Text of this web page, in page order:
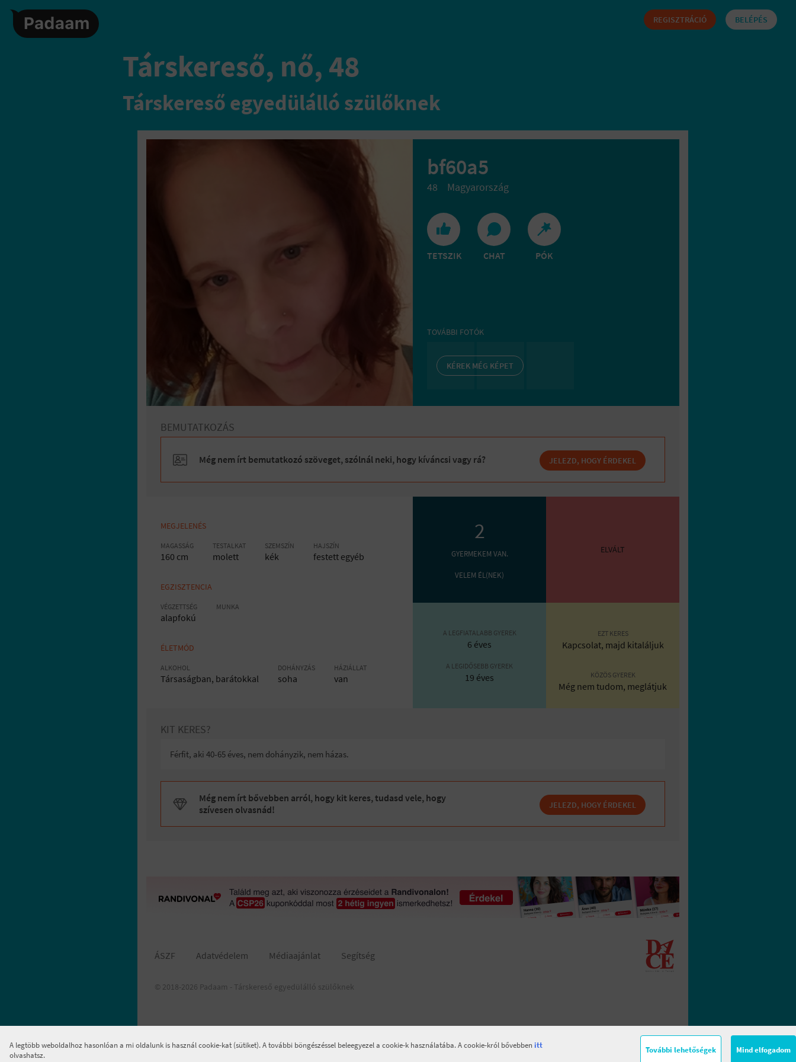
BELÉPÉS
REGISZTRÁCIÓ
Társkereső, nő, 48
Társkereső egyedülálló szülőknek
bf60a5
48 Magyarország
TETSZIK CHAT PÓK
TOVÁBBI FOTÓK
KÉREK MÉG KÉPET
BEMUTATKOZÁS
Még nem írt bemutatkozó szöveget, szólnál neki, hogy kíváncsi vagy rá? JELEZD, HOGY ÉRDEKEL
MEGJELENÉS
MAGASSÁG
160 cm
TESTALKAT
molett
SZEMSZÍN
kék
HAJSZÍN
festett egyéb
EGZISZTENCIA
VÉGZETTSÉG
alapfokú
MUNKA
ÉLETMÓD
ALKOHOL
Társaságban, barátokkal
DOHÁNYZÁS
soha
HÁZIÁLLAT
van
2
GYERMEKEM VAN.
VELEM ÉL(NEK)
A LEGFIATALABB GYEREK
6 éves
A LEGIDŐSEBB GYEREK
19 éves
ELVÁLT
EZT KERES
Kapcsolat, majd kitaláljuk
KÖZÖS GYEREK
Még nem tudom, meglátjuk
KIT KERES?
Férfit, aki 40-65 éves, nem dohányzik, nem házas.
Még nem írt bővebben arról, hogy kit keres, tudasd vele, hogy
szívesen olvasnád!
JELEZD, HOGY ÉRDEKEL
ÁSZF Adatvédelem Médiaajánlat Segítség
© 2018-2026 Padaam - Társkereső egyedülálló szülőknek
A legtöbb weboldalhoz hasonlóan a mi oldalunk is használ cookie-kat (sütiket). A további böngészéssel beleegyezel a cookie-k használatába. A cookie-król bővebben itt
olvashatsz.
További lehetőségek Mind elfogadom